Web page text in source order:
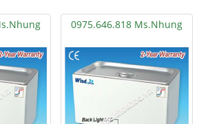
0975.646.818 Ms.Nhung